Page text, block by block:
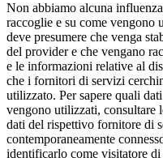
Non abbiamo alcuna
raccoglie e su come vengono
deve presumere che venga
del provider e che vengano
e le informazioni relative al
che i fornitori di servizi
utilizzato. Per sapere quali
vengono utilizzati, consultare
dati del rispettivo fornitore di
contemporaneamente
identificarlo come visitatore di